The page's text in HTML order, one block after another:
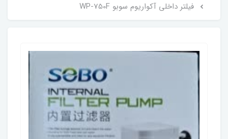
فیلتر داخلی آکواریوم سوبو WP-750F